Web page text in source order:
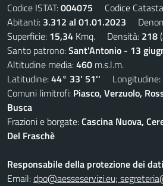
Codice ISTAT:004075 Codice
Abitanti: 3.312 al 01.01.2023
Superficie: 15,34 Kmq. Densità: 218
Santo patrono:Sant'Antonio - 13
Altitudine media:460 m.s.l.m.
Latitudine:44° 33' 51'' Longitudine:
Comuni limitrofi: Piasco, Verzuolo,
Busca
Frazioni e borgate:Cascina Nuova,
Del Fraschè
Responsabile della protezione dei
Email:dpo@aesseservizi.eu;